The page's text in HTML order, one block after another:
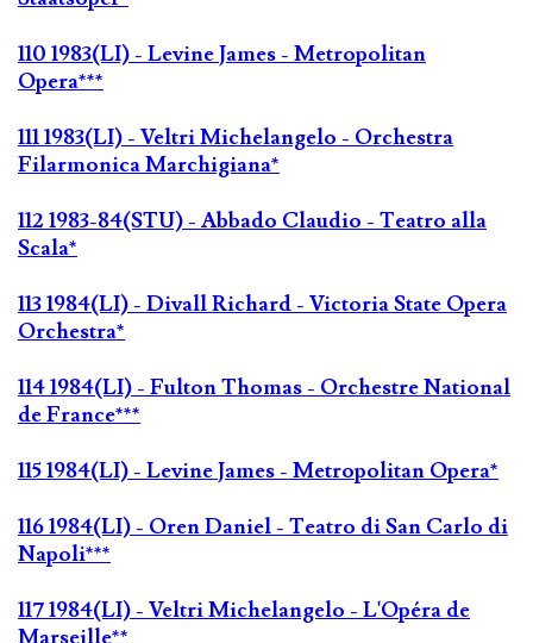
110 1983(LI) - Levine James - Metropolitan
Opera***
111 1983(LI) - Veltri Michelangelo - Orchestra
Filarmonica Marchigiana*
112 1983-84(STU) - Abbado Claudio - Teatro alla
Scala*
113 1984(LI) - Divall Richard - Victoria State Opera
Orchestra*
114 1984(LI) - Fulton Thomas - Orchestre National
de France***
115 1984(LI) - Levine James - Metropolitan Opera*
116 1984(LI) - Oren Daniel - Teatro di San Carlo di
Napoli***
117 1984(LI) - Veltri Michelangelo - L'Opéra de
Marseille**